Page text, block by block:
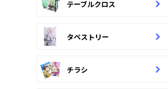
テーブルクロス
タペストリー
チラシ